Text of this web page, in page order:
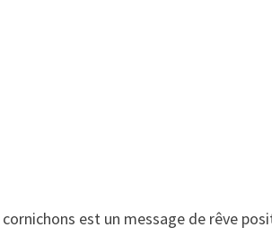
est un message de rêve